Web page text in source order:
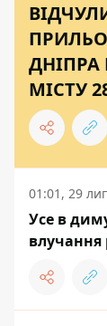
МІСТУ
01:01, 29
Усе в
влучання